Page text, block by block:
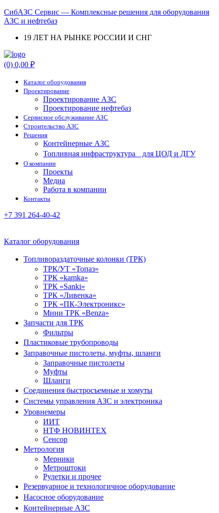
СибАЗС Сервис — Комплексные решения для оборудования
АЗС и нефтебаз
19 ЛЕТ НА РЫНКЕ РОССИИ И СНГ
Menu
(0) 0,00 ₽
Каталог оборудования
Проектирование
Проектирование АЗС
Проектирование нефтебаз
Cервисное обслуживание АЗС
Строительство АЗС
Решения
Контейнерные АЗС
Топливная инфраструктура для ЦОД и ДГУ
О компании
Проекты
Медиа
Работа в компании
Контакты
+7 391 264-40-42
Каталог оборудования
Топливораздаточные колонки (ТРК)
ТРК/УТ «Топаз»
ТРК «kamka»
ТРК «Sanki»
ТРК «Ливенка»
ТРК «ПК-Электроникс»
Мини ТРК «Benza»
Запчасти для ТРК
Фильтры
Пластиковые трубопроводы
Заправочные пистолеты, муфты, шланги
Заправочные пистолеты
Муфты
Шланги
Соединения быстросъемные и хомуты
Системы управления АЗС и электроника
Уровнемеры
ИИТ
НТФ НОВИНТЕХ
Сенсор
Метрология
Мерники
Метроштоки
Рулетки и прочее
Резервуарное и технологичное оборудование
Насосное оборудование
Контейнерные АЗС